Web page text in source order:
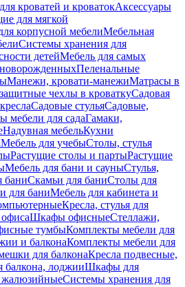
кроватей и кроватокАксессуары
для мягкой
корпусной мебелиМебельная
Системы хранения для
детейМебель для самых
Пеленальные
Манежи, кровати-манежиМатрасы в
чехлы в кроваткуСадовая
Садовые стульяСадовые,
мебели для садаГамаки,
Надувная мебельКухни
Мебель для учебыСтолы, стулья
Растущие столы и партыРастущие
Мебель для бани и сауныСтулья,
баниСкамьи для баниСтолы для
для баниМебель для кабинета и
Кресла, стулья для
Шкафы офисныеСтеллажи,
тумбыКомплекты мебели для
и балконаКомплекты мебели для
для балконаКресла подвесные,
балкона, лоджииШкафы для
Системы хранения для